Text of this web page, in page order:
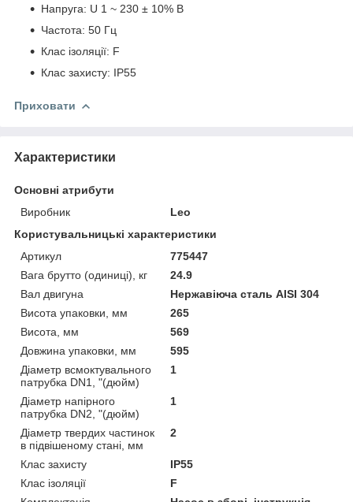
Напруга: U 1 ~ 230 ± 10% В
Частота: 50 Гц
Клас ізоляції: F
Клас захисту: IP55
Приховати
Характеристики
Основні атрибути
Виробник
Leo
Користувальницькі характеристики
Артикул
775447
Вага брутто (одиниці), кг
24.9
Вал двигуна
Нержавіюча сталь AISI 304
Висота упаковки, мм
265
Висота, мм
569
Довжина упаковки, мм
595
Діаметр всмоктувального
патрубка DN1, "(дюйм)
1
Діаметр напірного
патрубка DN2, "(дюйм)
1
Діаметр твердих частинок
в підвішеному стані, мм
2
Клас захисту
IP55
Клас ізоляції
F